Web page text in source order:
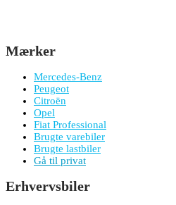
Mærker
Mercedes-Benz
Peugeot
Citroën
Opel
Fiat Professional
Brugte varebiler
Brugte lastbiler
Gå til privat
Erhvervsbiler